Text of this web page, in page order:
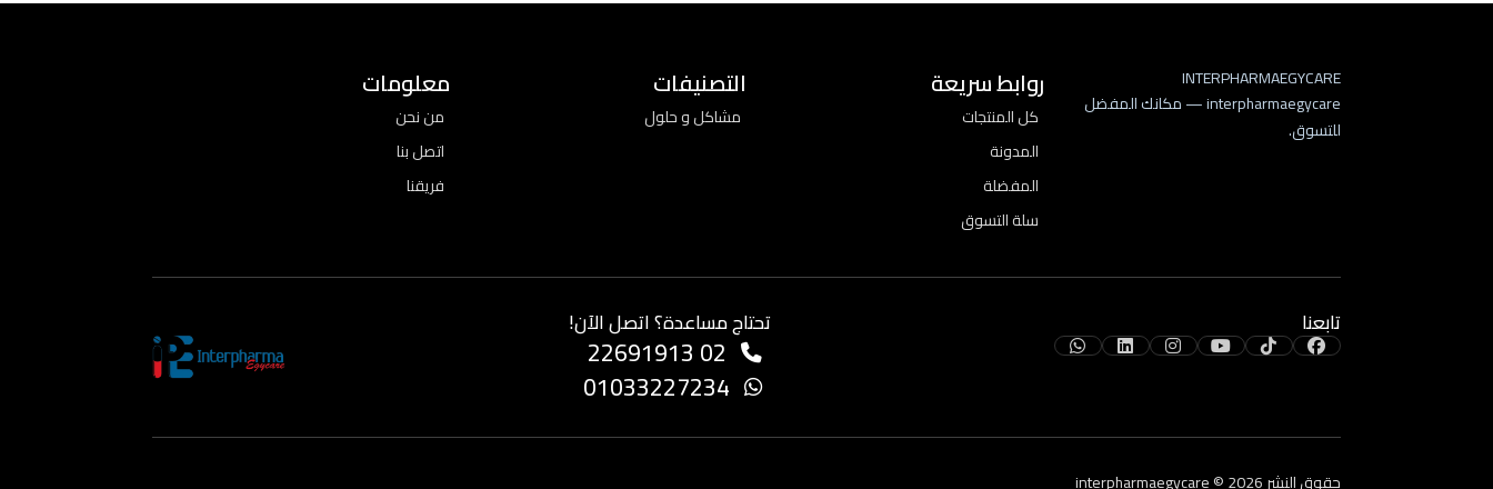
INTERPHARMAEGYCARE
interpharmaegycare — مكانك المفضل
للتسوق.
روابط سريعة
كل المنتجات
المدونة
المفضلة
سلة التسوق
التصنيفات
مشاكل و حلول
معلومات
من نحن
اتصل بنا
فريقنا
تابعنا تحتاج مساعدة؟ اتصل الآن!
حقوق النشر 2026 © interpharmaegycare